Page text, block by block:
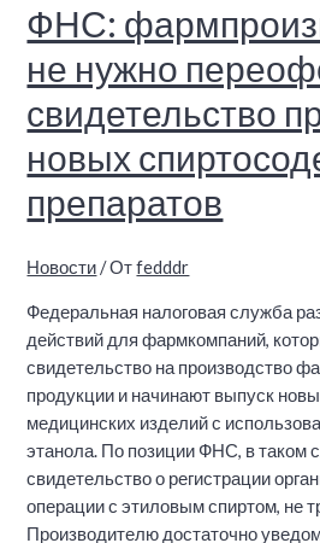
ФНС:
не нужно
свидетельство
новых
препаратов
Новости/ Отfedddr
Федеральная налоговая служба
действий для фармкомпаний,
свидетельство на производство
продукции и начинают выпуск
медицинских изделий с
этанола. По позиции ФНС, в таком
свидетельство о регистрации
операции с этиловым спиртом, не
Производителю достаточно